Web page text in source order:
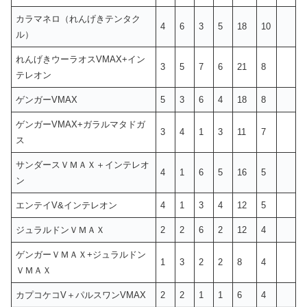
カラマネロ（れんげきテンタク
ル）
4 6 3 5 18 10
れんげきウーラオスVMAX+イン
テレオン
3 5 7 6 21 8
ゲンガーVMAX 5 3 6 4 18 8
ゲンガーVMAX+ガラルマタドガ
ス
3 4 1 3 11 7
サンダースＶＭＡＸ＋インテレオ
ン
4 1 6 5 16 5
エンテイV&インテレオン 4 1 3 4 12 5
ジュラルドンＶＭＡＸ 2 2 6 2 12 4
ゲンガーＶＭＡＸ+ジュラルドン
ＶＭＡＸ
1 3 2 2 8 4
カプコケコV＋パルスワンVMAX 2 2 1 1 6 4